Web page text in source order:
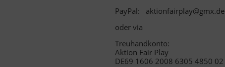
PayPal: aktionfairplay@gmx.de
oder via
Treuhandkonto:
Aktion Fair Play
DE69 1606 2008 6305 4850 02